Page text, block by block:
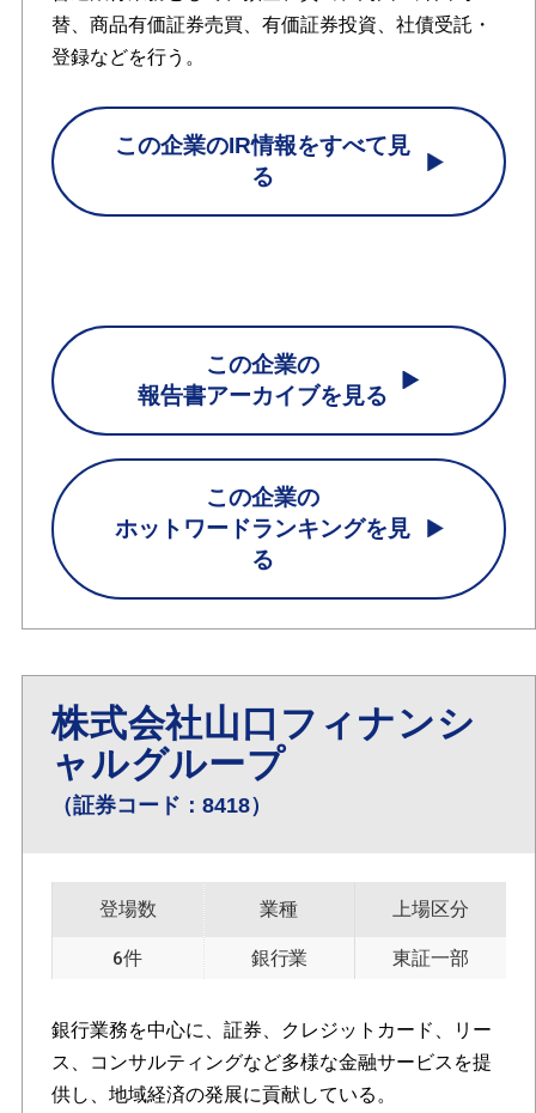
替、商品有価証券売買、有価証券投資、社債受託・
登録などを行う。
この企業のIR情報をすべて見
る
この企業の
報告書アーカイブを見る
この企業の
ホットワードランキングを見
る
株式会社山口フィナンシ
ャルグループ
（証券コード：8418）
登場数
6件
業種
銀行業
上場区分
東証一部
銀行業務を中心に、証券、クレジットカード、リー
ス、コンサルティングなど多様な金融サービスを提
供し、地域経済の発展に貢献している。